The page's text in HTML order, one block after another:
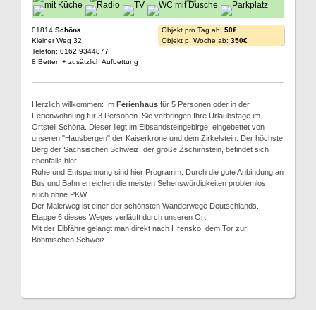
01814 Schöna
Kleiner Weg 32
Telefon: 0162 9344877
8 Betten + zusätzlich Aufbettung
Objekt pro Tag ab: 50€
Objekt p. Woche ab: 350€
Herzlich willkommen: Im Ferienhaus für 5 Personen oder in der
Ferienwohnung für 3 Personen. Sie verbringen Ihre Urlaubstage im
Ortsteil Schöna. Dieser liegt im Elbsandsteingebirge, eingebettet von
unseren "Hausbergen" der Kaiserkrone und dem Zirkelstein. Der höchste
Berg der Sächsischen Schweiz, der große Zschirnstein, befindet sich
ebenfalls hier.
Ruhe und Entspannung sind hier Programm. Durch die gute Anbindung an
Bus und Bahn erreichen die meisten Sehenswürdigkeiten problemlos
auch ohne PKW.
Der Malerweg ist einer der schönsten Wanderwege Deutschlands.
Etappe 6 dieses Weges verläuft durch unseren Ort.
Mit der Elbfähre gelangt man direkt nach Hrensko, dem Tor zur
Böhmischen Schweiz.